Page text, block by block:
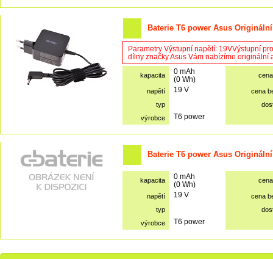
Baterie T6 power Asus
Parametry Výstupní napětí: 19VVýstupní
dílny značky Asus Vám nabízíme
kapacita
0 mAh
(0 Wh)
napětí 19 V
cena
typ
výrobce
T6 power
Baterie T6 power Asus
kapacita
0 mAh
(0 Wh)
napětí 19 V
cena
typ
výrobce
T6 power